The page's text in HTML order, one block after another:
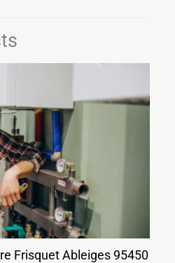
Frisquet Ableiges 95450